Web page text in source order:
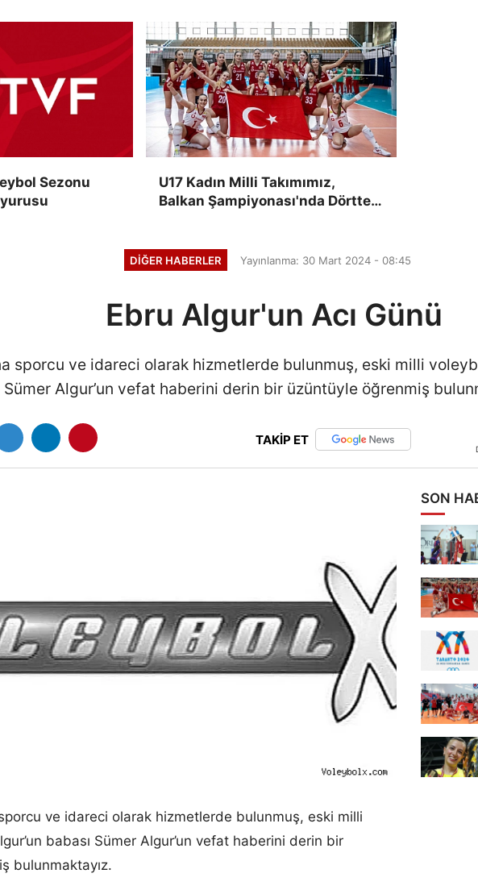
Sezonu
U17 Kadın Milli Takımımız,
Balkan Şampiyonası'nda Dörtte
DIĞER HABERLER Yayınlanma: 30 Mart 2024 - 08:45
Ebru Algur'un Acı Günü
sporcu ve idareci olarak hizmetlerde bulunmuş, eski milli
Sümer Algur’un vefat haberini derin bir üzüntüyle öğrenmiş
TAKİP ET
ve idareci olarak hizmetlerde bulunmuş, eski milli
babası Sümer Algur’un vefat haberini derin bir
bulunmaktayız.
SON